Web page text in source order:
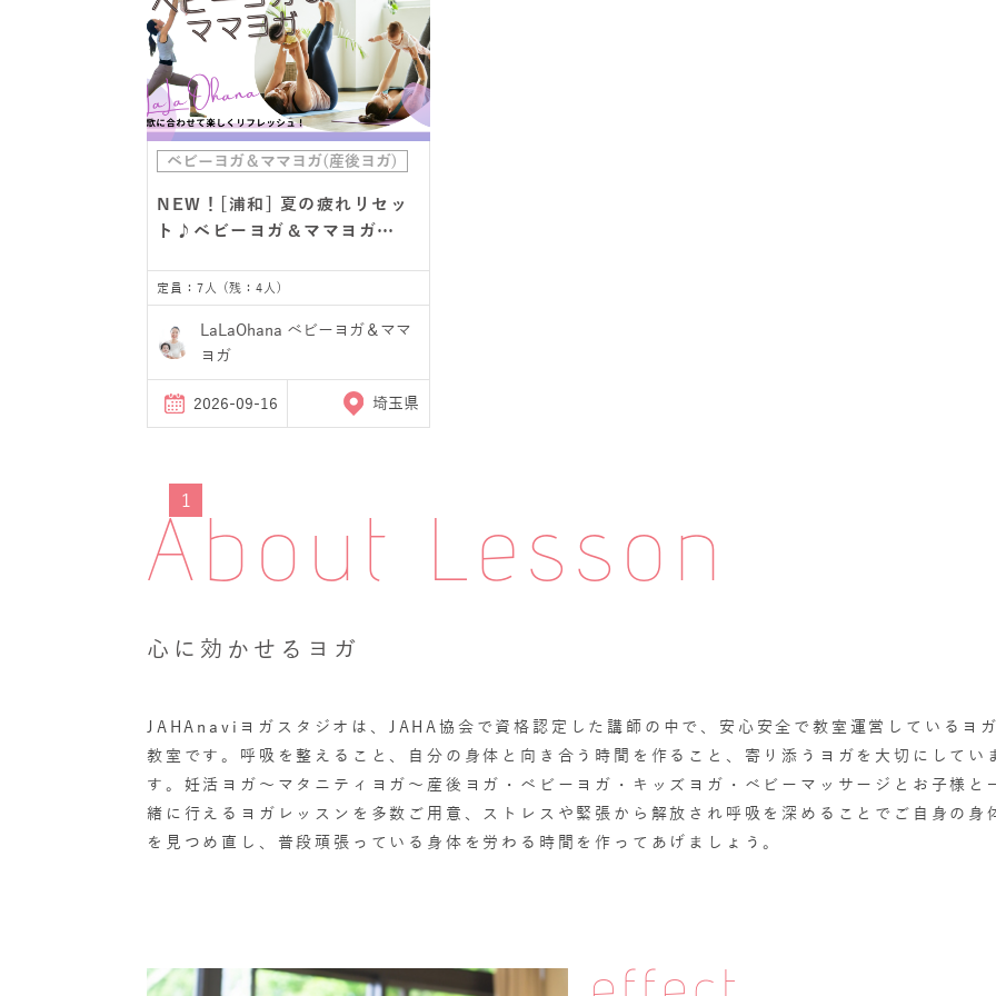
ベビーヨガ＆ママヨガ(産後ヨガ)
NEW！[浦和] 夏の疲れリセッ
ト♪ベビーヨガ＆ママヨガ…
定員：7人 (残：4人)
LaLaOhana ベビーヨガ＆ママ
ヨガ
2026-09-16 埼玉県
1
About Lesson
心に効かせるヨガ
JAHAnaviヨガスタジオは、JAHA協会で資格認定した講師の中で、安心安全で教室運営しているヨ
教室です。呼吸を整えること、自分の身体と向き合う時間を作ること、寄り添うヨガを大切にしてい
す。妊活ヨガ～マタニティヨガ～産後ヨガ・ベビーヨガ・キッズヨガ・ベビーマッサージとお子様と
緒に行えるヨガレッスンを多数ご用意、ストレスや緊張から解放され呼吸を深めることでご自身の身
を見つめ直し、普段頑張っている身体を労わる時間を作ってあげましょう。